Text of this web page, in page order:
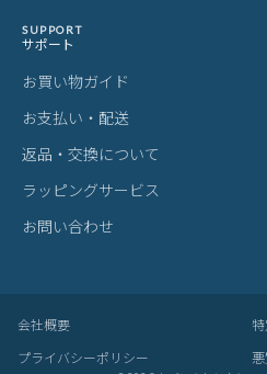
SUPPORT
サポート
お買い物ガイド
お支払い・配送
返品・交換について
ラッピングサービス
お問い合わせ
会社概要
プライバシーポリシー